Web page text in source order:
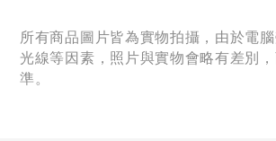
所有商品圖片皆為實物拍攝，由於電
光線等因素，照片與實物會略有差別
準。